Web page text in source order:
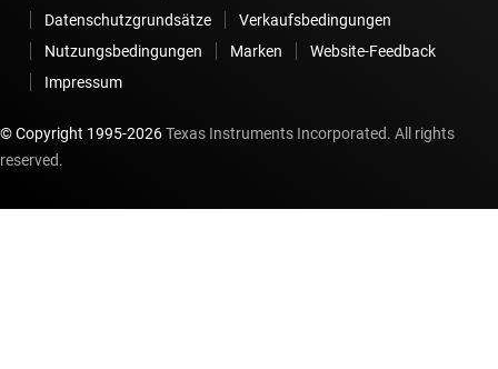
Datenschutzgrundsätze
Verkaufsbedingungen
Nutzungsbedingungen
Marken
Website-Feedback
Impressum
© Copyright 1995-2026Texas Instruments Incorporated. All rights
reserved.